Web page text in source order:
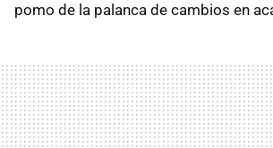
pomo de la palanca de cambios en